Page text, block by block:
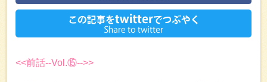
<<前話--Vol.⑮-->>